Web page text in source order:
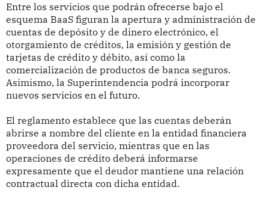
Entre los servicios que podrán ofrecerse bajo el
esquema BaaS figuran la apertura y administración de
cuentas de depósito y de dinero electrónico, el
otorgamiento de créditos, la emisión y gestión de
tarjetas de crédito y débito, así como la
comercialización de productos de banca seguros.
Asimismo, la Superintendencia podrá incorporar
nuevos servicios en el futuro.
El reglamento establece que las cuentas deberán
abrirse a nombre del cliente en la entidad financiera
proveedora del servicio, mientras que en las
operaciones de crédito deberá informarse
expresamente que el deudor mantiene una relación
contractual directa con dicha entidad.